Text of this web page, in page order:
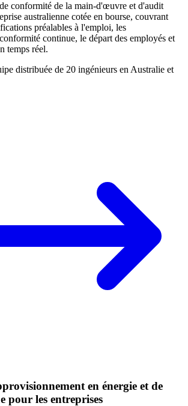
conformité de la main-d'œuvre et d'audit
australienne cotée en bourse, couvrant
préalables à l'emploi, les
continue, le départ des employés et
temps réel.
distribuée de 20 ingénieurs en Australie et
en énergie et de
pour les entreprises